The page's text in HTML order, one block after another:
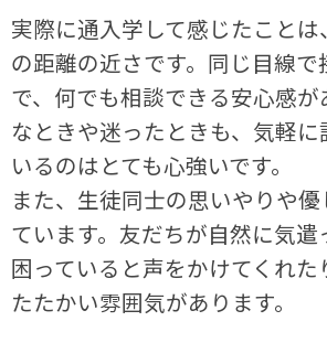
実際に通入学して感じたことは
の距離の近さです。同じ目線で
で、何でも相談できる安心感が
なときや迷ったときも、気軽
いるのはとても心強いです。
また、生徒同士の思いやりや
ています。友だちが自然に気遣
困っていると声をかけてくれた
たたかい雰囲気があります。